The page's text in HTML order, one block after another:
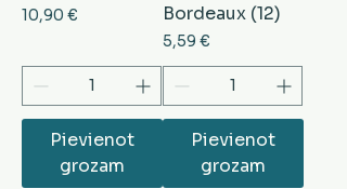
Cena
10,90 €
Pievienot
grozam
Bordeaux (12)
Cena
5,59 €
Pievienot
grozam